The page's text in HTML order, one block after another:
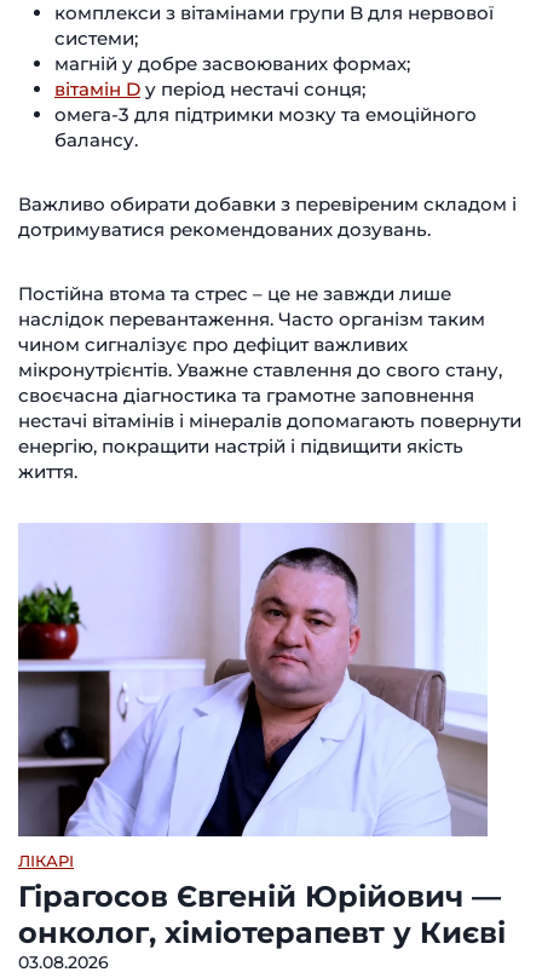
комплекси з вітамінами групи B для нервової
системи;
магній у добре засвоюваних формах;
вітамін D у період нестачі сонця;
омега-3 для підтримки мозку та емоційного
балансу.
Важливо обирати добавки з перевіреним складом і
дотримуватися рекомендованих дозувань.
Постійна втома та стрес – це не завжди лише
наслідок перевантаження. Часто організм таким
чином сигналізує про дефіцит важливих
мікронутрієнтів. Уважне ставлення до свого стану,
своєчасна діагностика та грамотне заповнення
нестачі вітамінів і мінералів допомагають повернути
енергію, покращити настрій і підвищити якість
життя.
ЛІКАРІ
Гірагосов Євгеній Юрійович —
онколог, хіміотерапевт у Києві
03.08.2026